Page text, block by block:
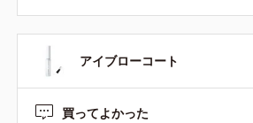
アイブローコート
買ってよかった